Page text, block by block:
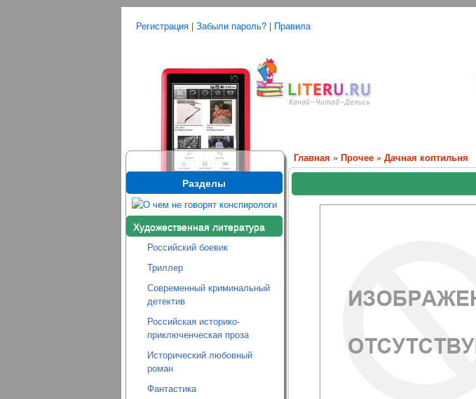
Регистрация| Забыли пароль?| Правила
Разделы
Художественная литература
Российский боевик
Триллер
Современный криминальный
детектив
Российская историко-
приключенческая проза
Исторический любовный
роман
Фантастика
Главная » Прочее» Дачная коптильня